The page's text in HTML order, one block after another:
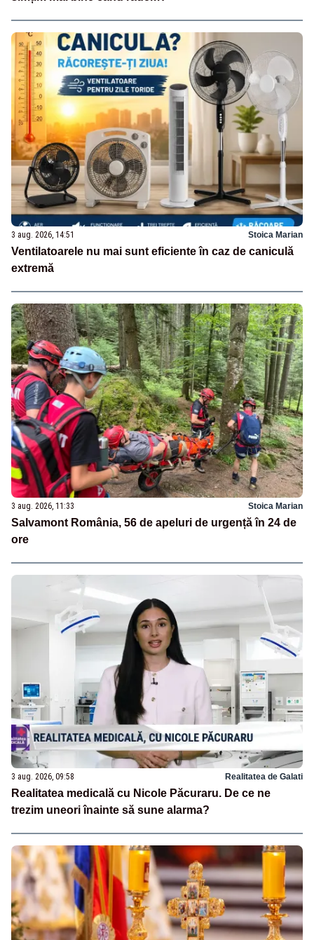
3 aug. 2026, 14:51 Stoica Marian
Ventilatoarele nu mai sunt eficiente în caz de caniculă
extremă
3 aug. 2026, 11:33 Stoica Marian
Salvamont România, 56 de apeluri de urgență în 24 de
ore
3 aug. 2026, 09:58 Realitatea de Galati
Realitatea medicală cu Nicole Păcuraru. De ce ne
trezim uneori înainte să sune alarma?